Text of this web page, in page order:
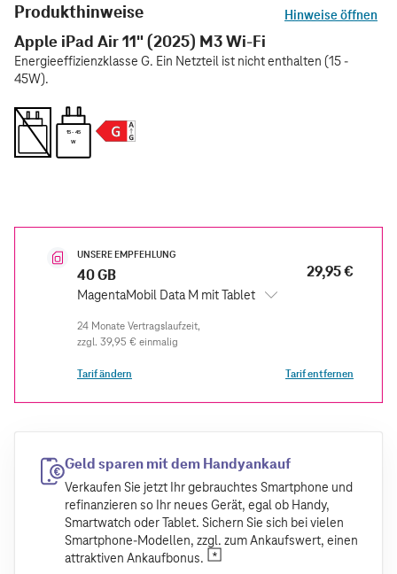
Produkthinweise
Hinweise öffnen
Apple iPad Air 11" (2025) M3 Wi-Fi
Energieeffizienzklasse G. Ein Netzteil ist nicht enthalten (15 -
45W).
15 - 45
W
UNSERE EMPFEHLUNG
40 GB
MagentaMobil Data M mit Tablet
29,95 €
zzgl. 39,95 € einmalig
Tarif ändern Tarif entfernen
Geld sparen mit dem Handyankauf
Verkaufen Sie jetzt Ihr gebrauchtes Smartphone und
refinanzieren so Ihr neues Gerät, egal ob Handy,
Smartwatch oder Tablet. Sichern Sie sich bei vielen
Smartphone-Modellen, zzgl. zum Ankaufswert, einen
attraktiven Ankaufbonus.